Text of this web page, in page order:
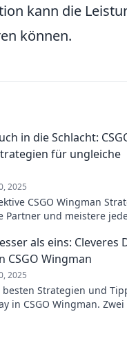
kann die
können.
in die Schlacht:
für ungleiche
2025
CSGO Wingman
Partner und meistere
als eins: Cleveres
CSGO Wingman
2025
besten Strategien und
in CSGO Wingman.